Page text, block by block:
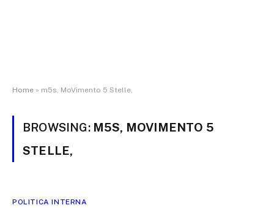
Home » m5s, MoVimento 5 Stelle,
BROWSING: M5S, MOVIMENTO 5
STELLE,
POLITICA INTERNA